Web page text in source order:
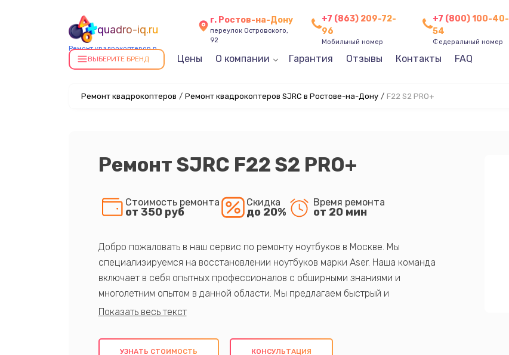
quadro-iq.ru
Ремонт квадрокоптеров в
Ростове-на-Дону
г. Ростов-на-Дону
переулок Островского,
92
+7 (863) 209-72-
96
Мобильный номер
+7 (800) 100-40-
54
Федеральный номер
ВЫБЕРИТЕ БРЕНД Цены О компании Гарантия Отзывы Контакты FAQ
Ремонт квадрокоптеров / Ремонт квадрокоптеров SJRC в Ростове-на-Дону / F22 S2 PRO+
Ремонт SJRC F22 S2 PRO+
Стоимость ремонта
от 350 руб
Скидка
до 20%
Время ремонта
от 20 мин
Добро пожаловать в наш сервис по ремонту ноутбуков в Москве. Мы
специализируемся на восстановлении ноутбуков марки Aser. Наша команда
включает в себя опытных профессионалов с обширными знаниями и
многолетним опытом в данной области. Мы предлагаем быстрый и
качественный ремонт с использованием оригинальных компонентов, а также
клиентам надежное и профессиональное обслуживание, удовлетворяя их
УЗНАТЬ СТОИМОСТЬ КОНСУЛЬТАЦИЯ